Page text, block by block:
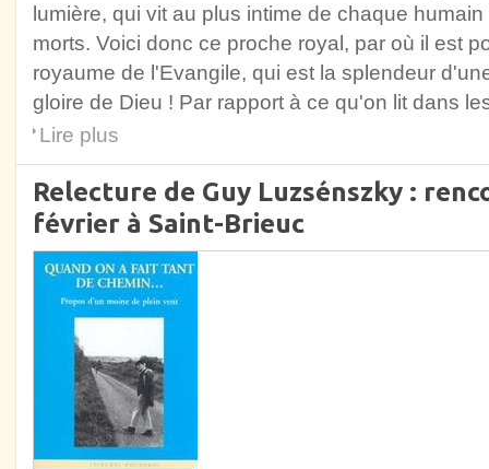
lumière, qui vit au plus intime de chaque
morts. Voici donc ce proche royal, par où il est
royaume de l'Evangile, qui est la splendeur
gloire de Dieu ! Par rapport à ce qu'on lit dans
Lire plus
Relecture de Guy Luzsénszky :
février à Saint-Brieuc